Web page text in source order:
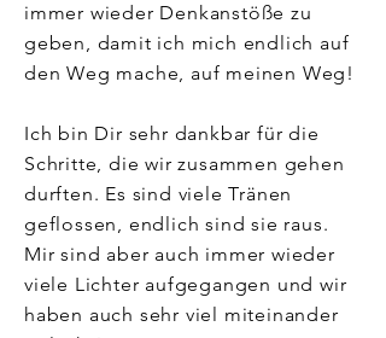
immer wieder Denkanstöße zu
geben, damit ich mich endlich auf
den Weg mache, auf meinen Weg!
Ich bin Dir sehr dankbar für die
Schritte, die wir zusammen gehen
durften. Es sind viele Tränen
geflossen, endlich sind sie raus.
Mir sind aber auch immer wieder
viele Lichter aufgegangen und wir
haben auch sehr viel miteinander